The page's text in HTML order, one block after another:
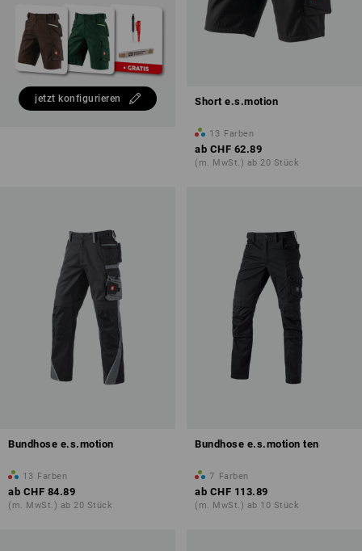
jetzt konfigurieren Short e.s.motion
13 Farben
ab CHF 62.89
(m. MwSt.) ab 20 Stück
Bundhose e.s.motion
13 Farben
ab CHF 84.89
(m. MwSt.) ab 20 Stück
Bundhose e.s.motion ten
7 Farben
ab CHF 113.89
(m. MwSt.) ab 10 Stück